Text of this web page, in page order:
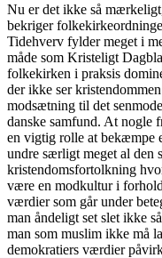
Nu er det ikke så
bekriger
Tidehverv fylder meget i
måde som Kristeligt
folkekirken i praksis
der ikke ser
modsætning til det
danske samfund. At nogle
en vigtig rolle at bekæmpe
undre særligt meget al den
kristendomsfortolkning
være en modkultur i
værdier som går under
man åndeligt set slet ikke
man som muslim ikke må
demokratiers værdier